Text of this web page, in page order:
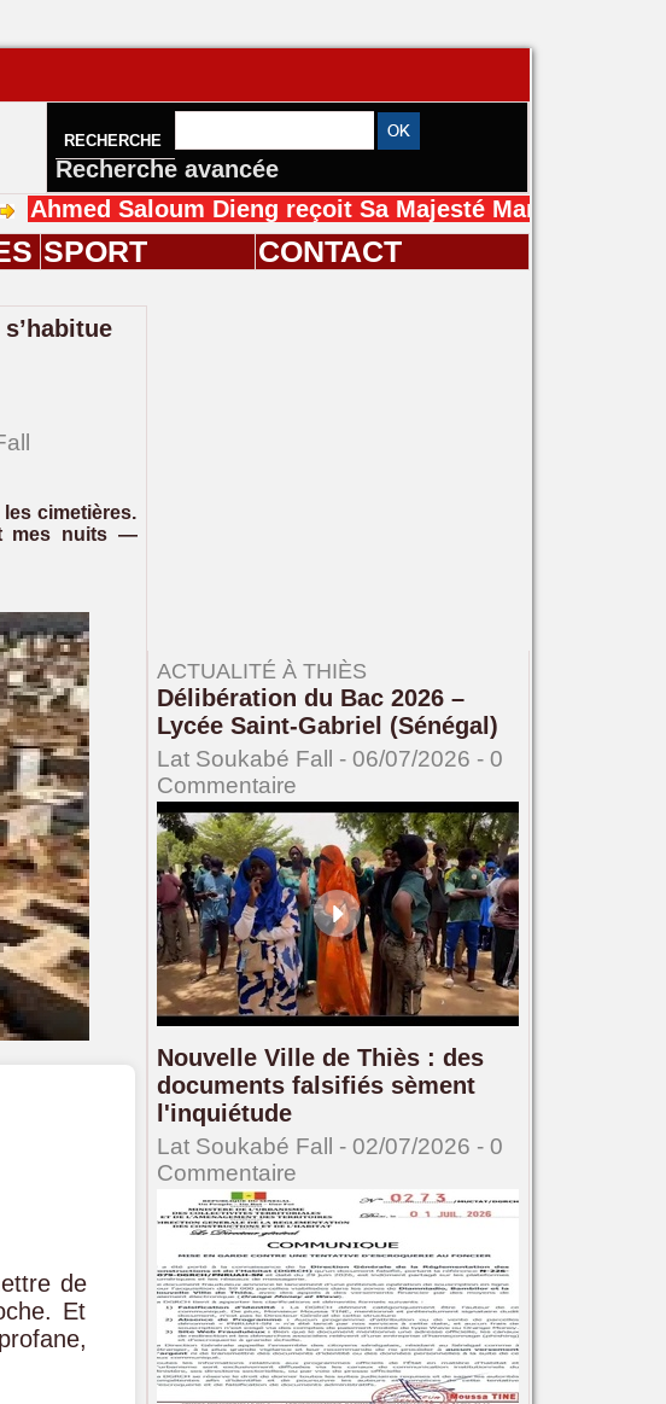
RECHERCHE
Recherche avancée
Saloum Dieng reçoit Sa Majesté Mansah Cissé au
SPORT CONTACT
cimetières.
mes nuits —
de
Et
ACTUALITÉ À THIÈS
Délibération du Bac 2026 –
Lycée Saint-Gabriel (Sénégal)
Lat Soukabé Fall - 06/07/2026 - 0
Commentaire
Nouvelle Ville de Thiès : des
documents falsifiés sèment
l'inquiétude
Lat Soukabé Fall - 02/07/2026 - 0
Commentaire